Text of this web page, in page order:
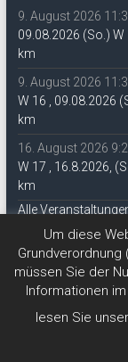
9. August 2026
09.08.2026 (So.)
km
9. August 2026
W 16 , 09.08.2026
km
16. August 2026
W 17 , 16.8.2026,
km
Alle
Um diese
Grundverordnung
müssen Sie der
Informationen
lesen Sie